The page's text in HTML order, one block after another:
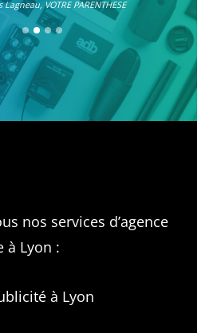
Lagneau, VOTRE PARENTHESE
nos services d’agence
à Lyon :
à Lyon